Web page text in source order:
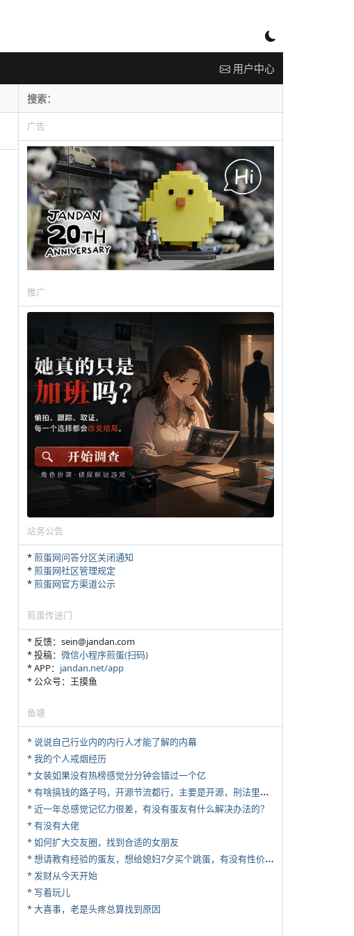
用户中心
广告
推广
站务公告
*煎蛋网问答分区关闭通知
*煎蛋网社区管理规定
*煎蛋网官方渠道公示
煎蛋传送门
* 反馈：sein@jandan.com
* 投稿： 微信小程序煎蛋(扫码)
* APP： jandan.net/app
* 公众号：王摸鱼
鱼塘
* 说说自己行业内的内行人才能了解的内幕
* 我的个人戒烟经历
* 女装如果没有热榜感觉分分钟会错过一个亿
*
有啥搞钱的路子吗，开源节流都行，主要是开源，刑法里的咱不做
* 近一年总感觉记忆力很差，有没有蛋友有什么解决办法的？
* 有没有大佬
* 如何扩大交友圈，找到合适的女朋友
*
想请教有经验的蛋友，想给媳妇7夕买个跳蛋，有没有性价比高的推荐
* 发财从今天开始
* 写着玩儿
* 大喜事，老是头疼总算找到原因